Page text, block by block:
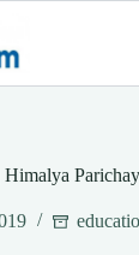
Himalya Parichay